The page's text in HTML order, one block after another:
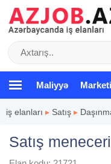
Maliyyə
iş elanları ▸ Satış ▸
Satış meneceri